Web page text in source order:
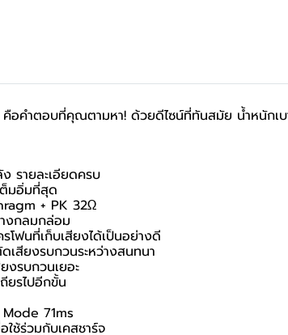
อคำตอบที่คุณตามหา! ด้วยดีไซน์ที่ทันสมัย น้ำหนักเ
รายละเอียดครบ
มอิ่มที่สุด
+ PK 32Ω
งกลมกล่อม
โฟนที่เก็บเสียงได้เป็นอย่างดี
สียงรบกวนระหว่างสนทนา
รบกวนเยอะ
ยรไปอีกขั้น
71ms
ช้ร่วมกับเคสชาร์จ